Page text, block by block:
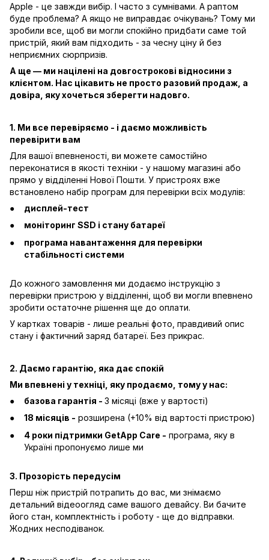
Apple - це завжди вибір. І часто з сумнівами. А раптом
буде проблема? А якщо не виправдає очікувань? Тому ми
зробили все, щоб ви могли спокійно придбати саме той
пристрій, який вам підходить - за чесну ціну й без
неприємних сюрпризів.
А ще — ми націлені на довгострокові відносини з
клієнтом. Нас цікавить не просто разовий продаж, а
довіра, яку хочеться зберегти надовго.
1. Ми все перевіряємо - і даємо можливість
перевірити вам
Для вашої впевненості, ви можете самостійно
переконатися в якості техніки - у нашому магазині або
прямо у відділенні Нової Пошти. У пристроях вже
встановлено набір програм для перевірки всіх модулів:
дисплей-тест
моніторинг SSD і стану батареї
програма навантаження для перевірки
стабільності системи
До кожного замовлення ми додаємо інструкцію з
перевірки пристрою у відділенні, щоб ви могли впевнено
зробити остаточне рішення ще до оплати.
У картках товарів - лише реальні фото, правдивий опис
стану і фактичний заряд батареї. Без прикрас.
2. Даємо гарантію, яка дає спокій
Ми впевнені у техніці, яку продаємо, тому у нас:
базова гарантія - 3 місяці (вже у вартості)
18 місяців - розширена (+10% від вартості пристрою)
4 роки підтримки GetApp Care - програма, яку в
Україні пропонуємо лише ми
3. Прозорість передусім
Перш ніж пристрій потрапить до вас, ми знімаємо
детальний відеоогляд саме вашого девайсу. Ви бачите
його стан, комплектність і роботу - ще до відправки.
Жодних несподіванок.